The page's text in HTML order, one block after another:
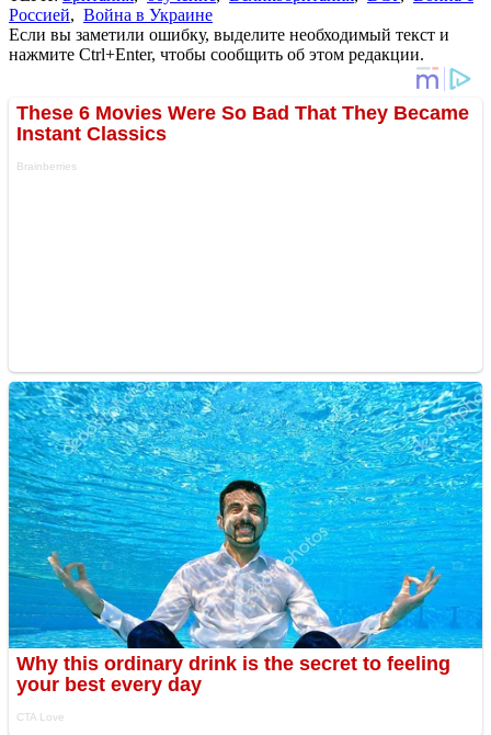
Россией, Война в Украине
Если вы заметили ошибку, выделите необходимый текст и
нажмите Ctrl+Enter, чтобы сообщить об этом редакции.